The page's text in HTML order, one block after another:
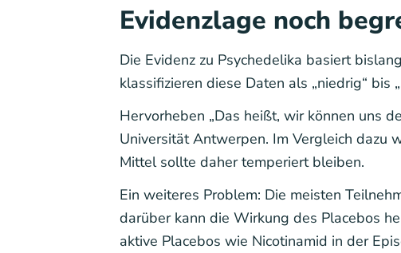
Evidenzlage noch
Die Evidenz zu Psychedelika basiert
klassifizieren diese Daten als „niedrig“ bis
Hervorheben „Das heißt, wir können uns
Universität Antwerpen. Im Vergleich dazu
Mittel sollte daher temperiert bleiben.
Ein weiteres Problem: Die meisten
darüber kann die Wirkung des Placebos
aktive Placebos wie Nicotinamid in der